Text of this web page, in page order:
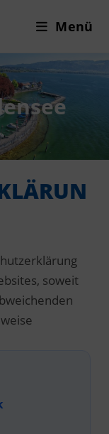
Menü
soweit